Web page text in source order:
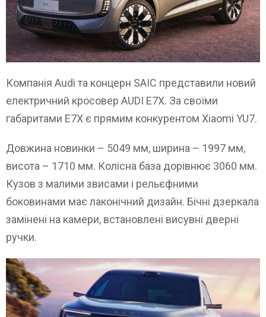
Компанія Audi та концерн SAIC представили новий
електричний кросовер AUDI E7X. За своїми
габаритами E7X є прямим конкурентом Xiaomi YU7.
Довжина новинки – 5049 мм, ширина – 1997 мм,
висота – 1710 мм. Колісна база дорівнює 3060 мм.
Кузов з малими звисами і рельєфними
боковинами має лаконічний дизайн. Бічні дзеркала
замінені на камери, встановлені висувні дверні
ручки.